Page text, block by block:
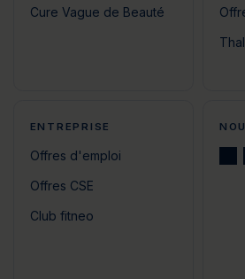
Cure Vague de Beauté
ENTREPRISE
Offres d'emploi
Offres CSE
Club fitneo